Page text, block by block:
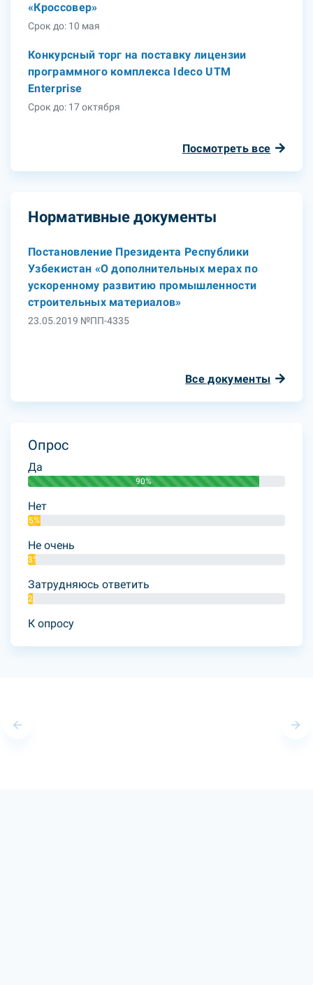
«Кроссовер»
Срок до: 10 мая
Конкурсный торг на поставку лицензии
программного комплекса Ideco UTM
Enterprise
Срок до: 17 октября
Посмотреть все
Нормативные документы
Постановление Президента Республики
Узбекистан «О дополнительных мерах по
ускоренному развитию промышленности
строительных материалов»
23.05.2019 №ПП-4335
Все документы
Опрос
Да
90%
Нет
5%
Не очень
3%
Затрудняюсь ответить
2%
К опросу